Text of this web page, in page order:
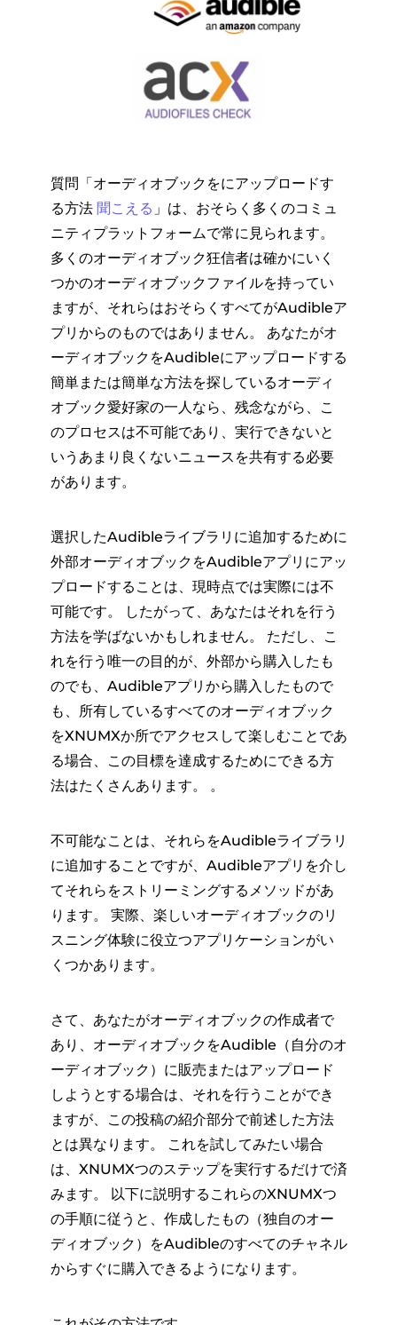
質問「オーディオブックをにアップロードす
る方法 聞こえる 」は、おそらく多くのコミュ
ニティプラットフォームで常に見られます。
多くのオーディオブック狂信者は確かにいく
つかのオーディオブックファイルを持ってい
ますが、それらはおそらくすべてがAudibleア
プリからのものではありません。 あなたがオ
ーディオブックをAudibleにアップロードする
簡単または簡単な方法を探しているオーディ
オブック愛好家の一人なら、残念ながら、こ
のプロセスは不可能であり、実行できないと
いうあまり良くないニュースを共有する必要
があります。
選択したAudibleライブラリに追加するために
外部オーディオブックをAudibleアプリにアッ
プロードすることは、現時点では実際には不
可能です。 したがって、あなたはそれを行う
方法を学ばないかもしれません。 ただし、こ
れを行う唯一の目的が、外部から購入したも
のでも、Audibleアプリから購入したもので
も、所有しているすべてのオーディオブック
をXNUMXか所でアクセスして楽しむことであ
る場合、この目標を達成するためにできる方
法はたくさんあります。 。
不可能なことは、それらをAudibleライブラリ
に追加することですが、Audibleアプリを介し
てそれらをストリーミングするメソッドがあ
ります。 実際、楽しいオーディオブックのリ
スニング体験に役立つアプリケーションがい
くつかあります。
さて、あなたがオーディオブックの作成者で
あり、オーディオブックをAudible（自分のオ
ーディオブック）に販売またはアップロード
しようとする場合は、それを行うことができ
ますが、この投稿の紹介部分で前述した方法
とは異なります。 これを試してみたい場合
は、XNUMXつのステップを実行するだけで済
みます。 以下に説明するこれらのXNUMXつ
の手順に従うと、作成したもの（独自のオー
ディオブック）をAudibleのすべてのチャネル
からすぐに購入できるようになります。